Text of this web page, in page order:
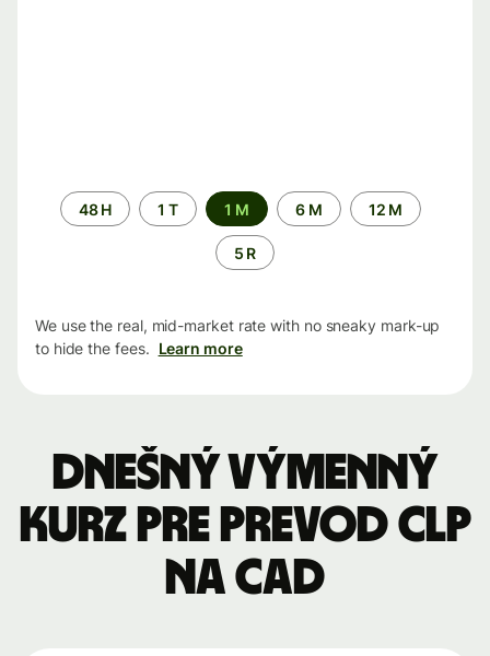
Time
period
48 H 1 T 1 M 6 M 12 M
5 R
We use the real, mid-market rate with no sneaky mark-up
to hide the fees. Learn more
Dnešný výmenný
kurz pre prevod CLP
na CAD